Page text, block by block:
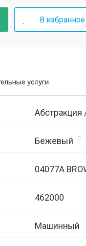
В избранное
Бежевый
04077A
462000
Машинный
услуги